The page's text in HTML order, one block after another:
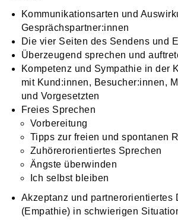
Kommunikationsarten und
Gesprächspartner:innen
Die vier Seiten des Sendens und
Überzeugend sprechen und
Kompetenz und Sympathie in der
mit Kund:innen, Besucher:innen,
und Vorgesetzten
Freies Sprechen
Vorbereitung
Tipps zur freien und spontanen
Zuhörerorientiertes Sprechen
Ängste überwinden
Ich selbst bleiben
Akzeptanz und partnerorientiertes
(Empathie) in schwierigen